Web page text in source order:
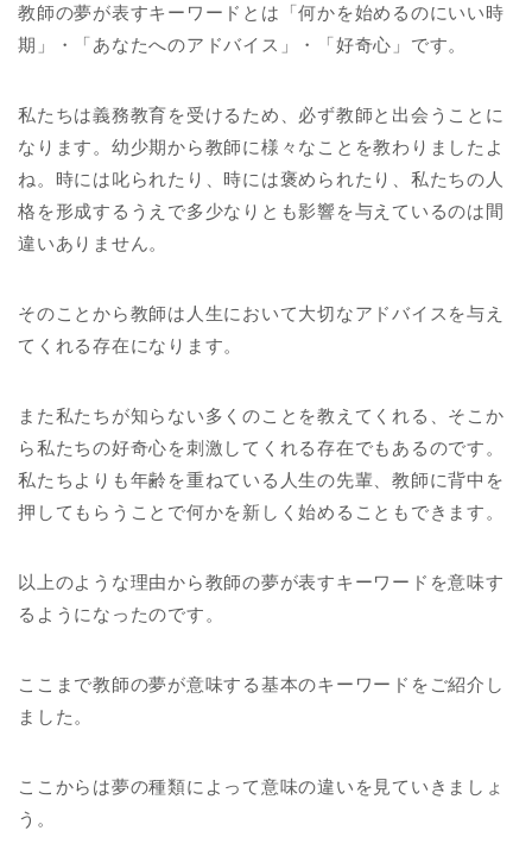
教師の夢が表すキーワードとは「何かを始めるのにいい時
期」・「あなたへのアドバイス」・「好奇心」です。
私たちは義務教育を受けるため、必ず教師と出会うことに
なります。幼少期から教師に様々なことを教わりましたよ
ね。時には叱られたり、時には褒められたり、私たちの人
格を形成するうえで多少なりとも影響を与えているのは間
違いありません。
そのことから教師は人生において大切なアドバイスを与え
てくれる存在になります。
また私たちが知らない多くのことを教えてくれる、そこか
ら私たちの好奇心を刺激してくれる存在でもあるのです。
私たちよりも年齢を重ねている人生の先輩、教師に背中を
押してもらうことで何かを新しく始めることもできます。
以上のような理由から教師の夢が表すキーワードを意味す
るようになったのです。
ここまで教師の夢が意味する基本のキーワードをご紹介し
ました。
ここからは夢の種類によって意味の違いを見ていきましょ
う。